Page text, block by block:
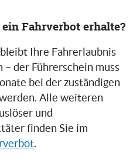
Fahrverbot erhalte?
bleibt Ihre Fahrerlaubnis
– der Führerschein muss
bei der zuständigen
Alle weiteren
und
finden Sie im
.